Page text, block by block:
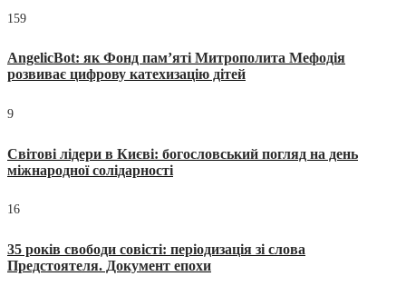
159
AngelicBot: як Фонд пам’яті Митрополита Мефодія
розвиває цифрову катехизацію дітей
9
Світові лідери в Києві: богословський погляд на день
міжнародної солідарності
16
35 років свободи совісті: періодизація зі слова
Предстоятеля. Документ епохи